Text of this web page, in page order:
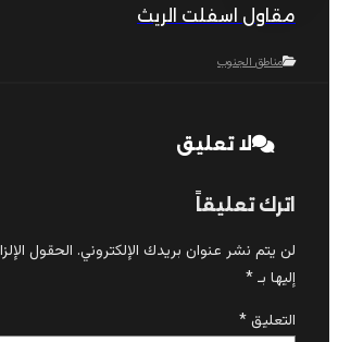
مقاول اسفلت الريث
مناطق الجنوب
لا تعليق
اترك تعليقاً
لن يتم نشر عنوان بريدك الإلكتروني. الحقول
إليها بـ*
التعليق*